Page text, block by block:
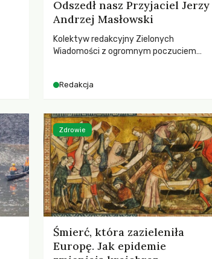
Odszedł nasz Przyjaciel Jerzy
Andrzej Masłowski
Kolektyw redakcyjny Zielonych
Wiadomości z ogromnym poczuciem
kochanego Opiekuna, Mecenasa i Mentora.
Redakcja
Śmierć, która zazieleniła
Europę. Jak epidemie
Zdrowie